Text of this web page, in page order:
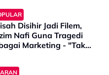
Disihir Jadi Filem,
Nafi Guna Tragedi
Marketing - "Tak
Orang Kenal Saya"